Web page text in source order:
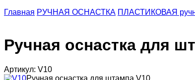
Главная РУЧНАЯ ОСНАСТКА ПЛАСТИКОВАЯ
Ручная оснастка для
Артикул: V10
Ручная оснастка для штампа V10